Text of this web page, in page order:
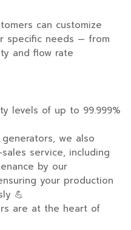
can customize
specific needs — from
and flow rate
levels of up to 99.999%
we also
service, including
by our
your production
💪
are at the heart of